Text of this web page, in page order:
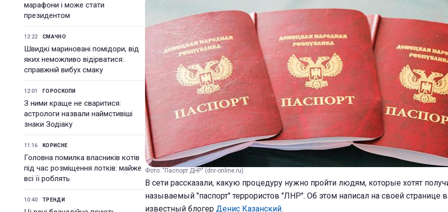
марафони і може стати
президентом
12:22 СМАЧНО
Швидкі мариновані помідори, від
яких неможливо відірватися:
справжній вибух смаку
12:01 ГОРОСКОПИ
З ними краще не сваритися:
астрологи назвали наймстивіші
знаки Зодіаку
11:16 КОРИСНЕ
Головна помилка власників котів
під час розміщення лотків: майже
всі її роблять
10:40 ТРЕНДИ
Фото: "Паспорт ДНР" (dnr-online.ru)
В сети рассказали, какую процедуру нужно пройти людям, которые хотят
называемый "паспорт" террористов "ЛНР". Об этом написал на своей странице
известный блогер Денис Казанский.